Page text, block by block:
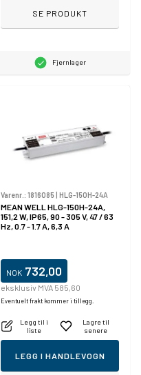
SE PRODUKT
Fjernlager
Varenr.: 1816085| HLG-150H-24A
MEAN WELL HLG-150H-24A,
151,2 W, IP65, 90 - 305 V, 47 / 63
Hz, 0.7 - 1.7 A, 6,3 A
NOK 732,00
eksklusiv MVA 585,60
Eventuelt frakt kommer i tillegg.
Legg til i
liste
Lagre til
senere
LEGG I HANDLEVOGN